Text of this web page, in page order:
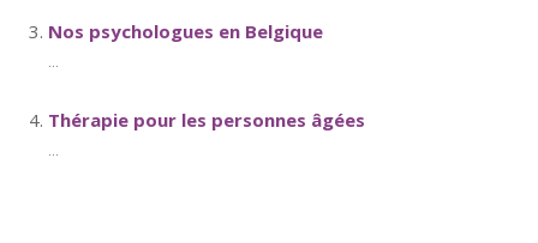
Nos psychologues en Belgique
...
Thérapie pour les personnes âgées
...